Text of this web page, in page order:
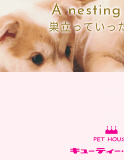
A
巣立っていっ